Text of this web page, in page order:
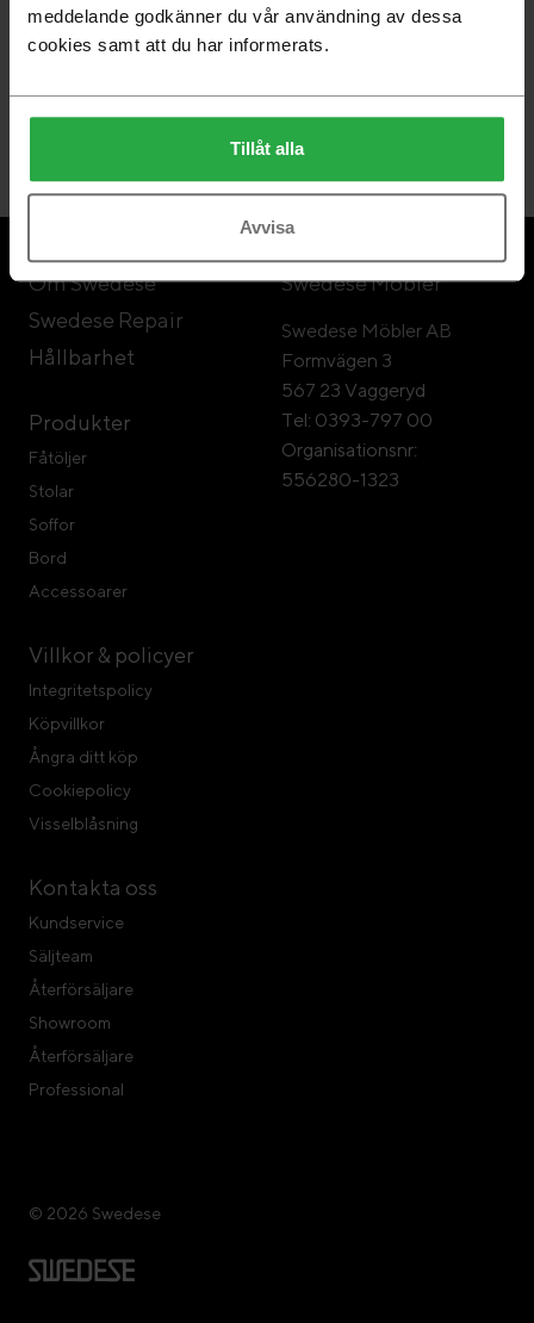
meddelande godkänner du vår användning av dessa
cookies samt att du har informerats.
Tillåt alla
Avvisa
Nyhetsbrev
Om Swedese
Swedese Repair
Hållbarhet
Produkter
Fåtöljer
Stolar
Soffor
Bord
Accessoarer
Villkor & policyer
Integritetspolicy
Köpvillkor
Ångra ditt köp
Cookiepolicy
Visselblåsning
Kontakta oss
Kundservice
Säljteam
Återförsäljare
Showroom
Återförsäljare
Professional
Swedese Möbler
Swedese Möbler AB
Formvägen 3
567 23 Vaggeryd
Tel: 0393-797 00
Organisationsnr:
556280-1323
© 2026 Swedese